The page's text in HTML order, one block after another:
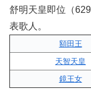
舒明天皇即位（
表歌人。
額田王
天智天皇
鏡王女